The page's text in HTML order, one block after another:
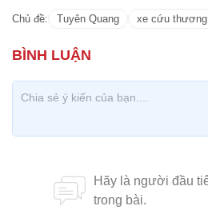
Chủ đề: Tuyên Quang xe cứu thương